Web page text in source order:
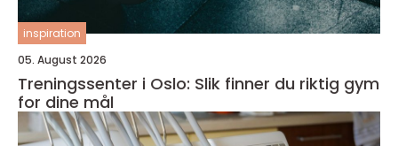
inspiration
05. August 2026
Treningssenter i Oslo: Slik finner du riktig gym
for dine mål